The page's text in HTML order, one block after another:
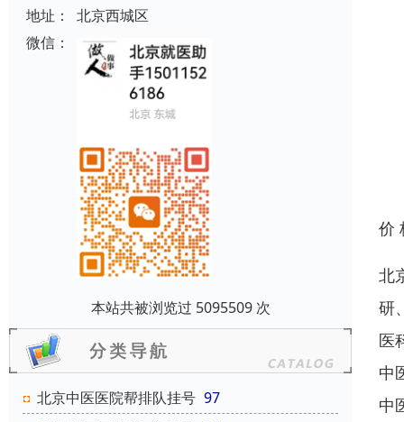
地址：
北京西城区
微信：
本站共被浏览过 5095509 次
北京中医医院帮排队挂号 97
价
北
研
医
中
中